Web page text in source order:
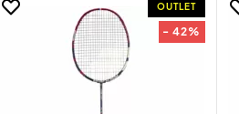
OUTLET
- 42%